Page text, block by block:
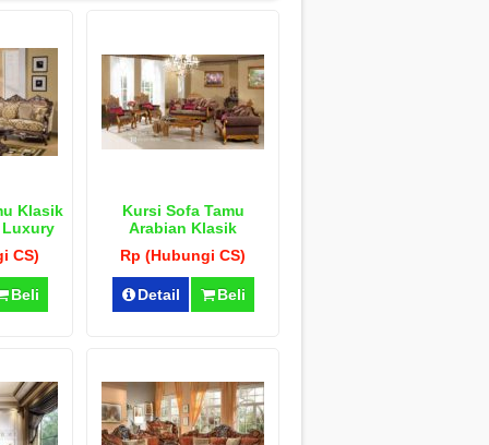
Klasik
CS)
Beli
Kursi Sofa Tamu
Arabian Klasik
Rp (Hubungi CS)
Detail Beli